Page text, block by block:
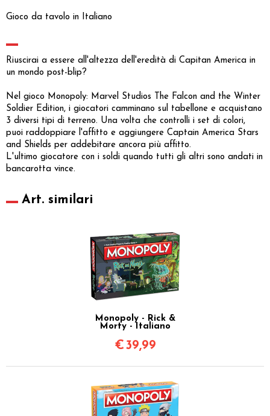
Gioco da tavolo in Italiano
Riuscirai a essere all'altezza dell'eredità di Capitan America in
un mondo post-blip?
Nel gioco Monopoly: Marvel Studios The Falcon and the Winter
Soldier Edition, i giocatori camminano sul tabellone e acquistano
3 diversi tipi di terreno. Una volta che controlli i set di colori,
puoi raddoppiare l'affitto e aggiungere Captain America Stars
and Shields per addebitare ancora più affitto.
L'ultimo giocatore con i soldi quando tutti gli altri sono andati in
bancarotta vince.
Art. similari
Monopoly - Rick &
Morty - Italiano
€39,99